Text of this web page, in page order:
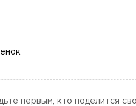
первым, кто поделится